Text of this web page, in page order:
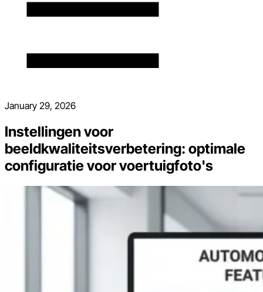
January 29, 2026
Instellingen voor
beeldkwaliteitsverbetering: optimale
configuratie voor voertuigfoto's